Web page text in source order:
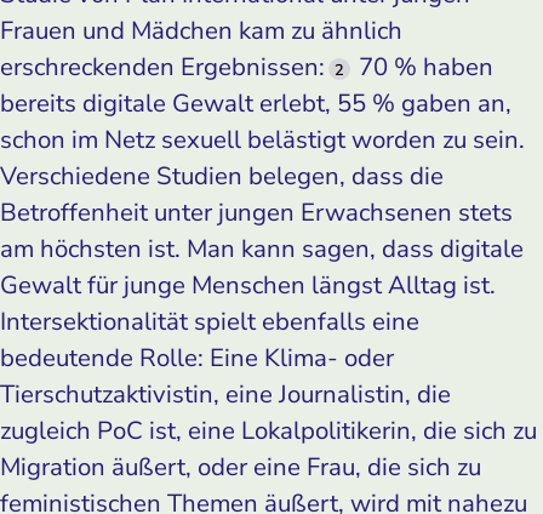
Frauen und Mädchen kam zu ähnlich
erschreckenden Ergebnissen: 2
70 % haben
bereits digitale Gewalt erlebt, 55 % gaben an,
schon im Netz sexuell belästigt worden zu sein.
Verschiedene Studien belegen, dass die
Betroffenheit unter jungen Erwachsenen stets
am höchsten ist. Man kann sagen, dass digitale
Gewalt für junge Menschen längst Alltag ist.
Intersektionalität spielt ebenfalls eine
bedeutende Rolle: Eine Klima- oder
Tierschutzaktivistin, eine Journalistin, die
zugleich PoC ist, eine Lokalpolitikerin, die sich zu
Migration äußert, oder eine Frau, die sich zu
feministischen Themen äußert, wird mit nahezu